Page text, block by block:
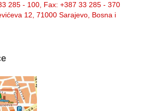
285 - 100, Fax: +387 33 285 - 370
12, 71000 Sarajevo, Bosna i